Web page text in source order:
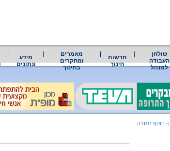
שולחן
העבודה
למנהל
חדשות
חינוך
מאמרים
ומחקרים
בחינוך
מידע
ונתונים
> הוסף תגובה